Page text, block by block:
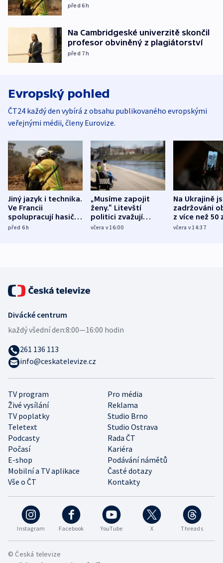
před 6h
Na Cambridgeské univerzitě skončil
profesor obviněný z plagiátorství
před 7h
Evropský pohled
ČT24 každý den vybírá z obsahu publikovaného evropskými
veřejnými médii, členy Eurovize.
Jiný jazyk i technika.
Ve Francii
spolupracují hasiči z
různých zemí
před 6h
„Musíme zapojit
ženy.“ Litevští
politici zvažují
dohodu o
včera v 16:00
Na Ukrajině
zadržováni
z více než 50
Bojovali na
včera v 14:37
Instagram Facebook YouTube X Threads
TV program
Pro média
Živé vysílání
Reklama
TV poplatky
Studio Brno
Teletext
Studio Ostrava
Podcasty
Rada ČT
Počasí
Kariéra
E-shop
Podávání námětů
Mobilní a TV aplikace
Časté dotazy
Vše o ČT
Kontakty
Divácké centrum
každý všední den:8:00—16:00 hodin
261 136 113
info@ceskatelevize.cz
© Česká televize